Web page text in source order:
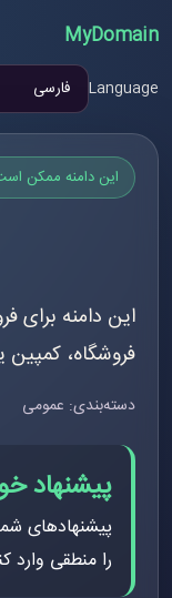
MyDomain
Language
این دامنه ممکن
این دامنه برای
فروشگاه، کمپین
دسته‌بندی: عمومی
پیشنهاد
پیشنهادهای
را منطقی وارد